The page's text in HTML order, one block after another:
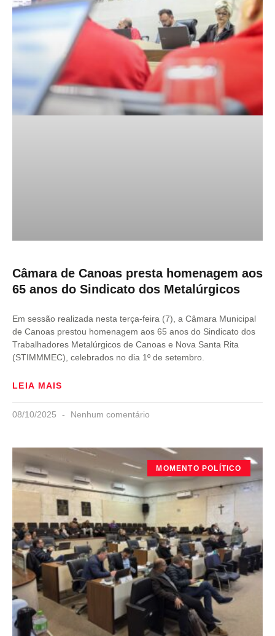
Câmara de Canoas presta homenagem aos
65 anos do Sindicato dos Metalúrgicos
Em sessão realizada nesta terça-feira (7), a Câmara Municipal
de Canoas prestou homenagem aos 65 anos do Sindicato dos
Trabalhadores Metalúrgicos de Canoas e Nova Santa Rita
(STIMMMEC), celebrados no dia 1º de setembro.
LEIA MAIS
08/10/2025 Nenhum comentário
MOMENTO POLÍTICO